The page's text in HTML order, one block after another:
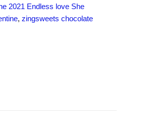
2021 Endless love She
,zingsweets chocolate